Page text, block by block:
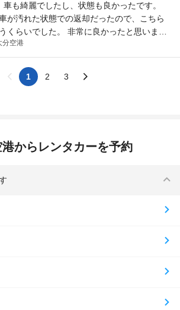
も綺麗でしたし、状態も良かったです。
が汚れた状態での返却だったので、こちら
くらいでした。 非常に良かったと思いま
、ぜひお願いしたいと思いました。
分空港
1 2 3
からレンタカーを予約